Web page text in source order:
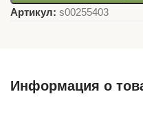
Артикул: s00255403
Информация о